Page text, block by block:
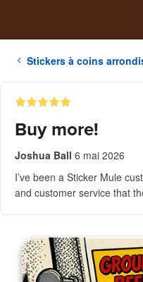
Stickers à coins
Buy more!
Joshua Ball 6 mai 2026
I’ve been a Sticker Mule
and customer service that